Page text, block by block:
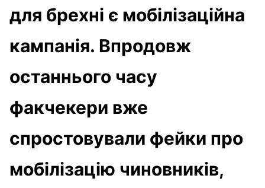
для брехні є мобілізаційна
кампанія. Впродовж
останнього часу
факчекери вже
спростовували фейки про
мобілізацію чиновників,